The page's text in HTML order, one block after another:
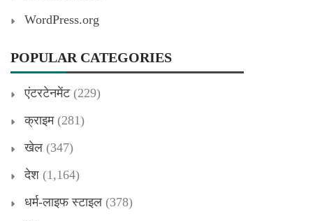
WordPress.org
POPULAR CATEGORIES
एंटरटेनमेंट(229)
क्राइम(281)
खेल (347)
देश (1,164)
धर्म-लाइफ स्टाइल (378)